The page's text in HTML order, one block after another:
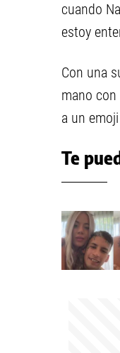
cuando
estoy
Con una
mano
a un
Te